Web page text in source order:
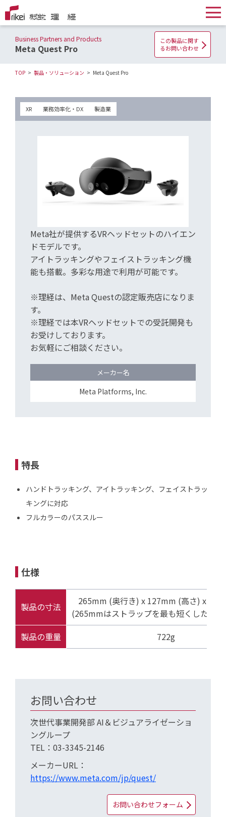
Business Partners and Products
Meta Quest Pro
この製品に関す
るお問い合わせ
TOP 製品・ソリューション Meta Quest Pro
XR 業務効率化・DX 製造業
Meta社が提供するVRヘッドセットのハイエン
ドモデルです。
アイトラッキングやフェイストラッキング機
能も搭載。多彩な用途で利用が可能です。
※理経は、Meta Questの認定販売店になりま
す。
※理経では本VRヘッドセットでの受託開発も
お受けしております。
お気軽にご相談ください。
メーカー名
Meta Platforms, Inc.
特長
ハンドトラッキング、アイトラッキング、フェイストラッ
キングに対応
フルカラーのパススルー
仕様
製品の寸法
265mm (奥行き) x 127mm (高さ) x
(265mmはストラップを最も短くした場
製品の重量
722g
お問い合わせ
次世代事業開発部 AI＆ビジュアライゼーショ
ングループ
TEL：03-3345-2146
メーカーURL：
https://www.meta.com/jp/quest/
お問い合わせフォーム